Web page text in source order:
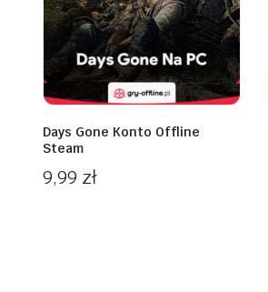
Days Gone Konto Offline
Steam
9,99 zł